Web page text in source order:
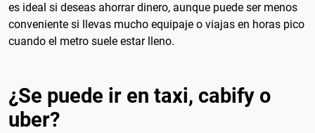
es ideal si deseas ahorrar dinero, aunque puede ser menos
conveniente si llevas mucho equipaje o viajas en horas pico
cuando el metro suele estar lleno.
¿Se puede ir en taxi, cabify o
uber?